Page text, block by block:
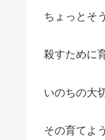
ちょっとそ
殺すために
いのちの大
その育てよ